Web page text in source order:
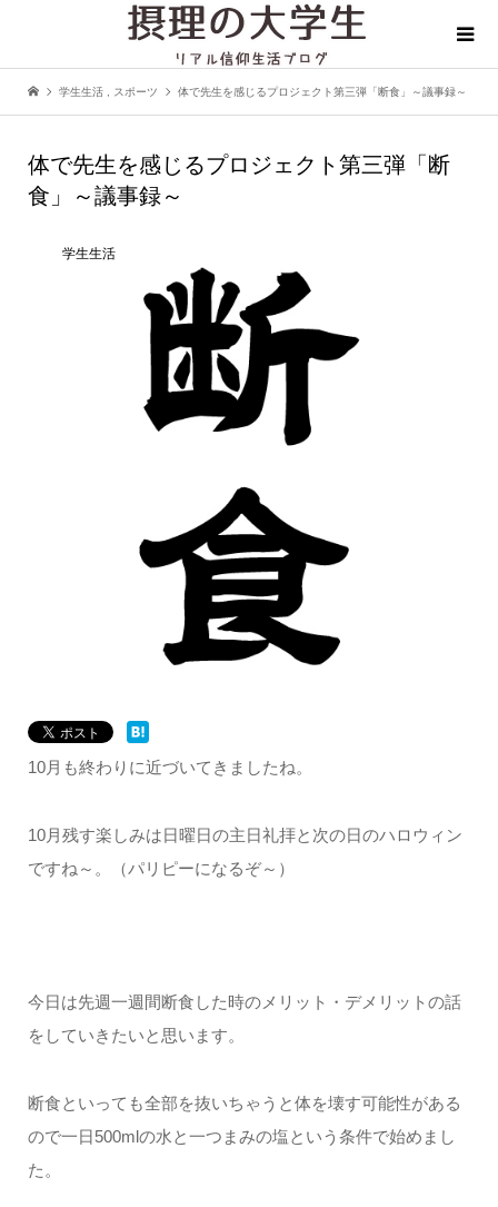
学生生活 スポーツ 体で先生を感じるプロジェクト第三弾「断食」～議事録～
体で先生を感じるプロジェクト第三弾「断
食」～議事録～
学生生活
10月も終わりに近づいてきましたね。
10月残す楽しみは日曜日の主日礼拝と次の日のハロウィン
ですね～。（パリピーになるぞ～）
今日は先週一週間断食した時のメリット・デメリットの話
をしていきたいと思います。
断食といっても全部を抜いちゃうと体を壊す可能性がある
ので一日500mlの水と一つまみの塩という条件で始めまし
た。